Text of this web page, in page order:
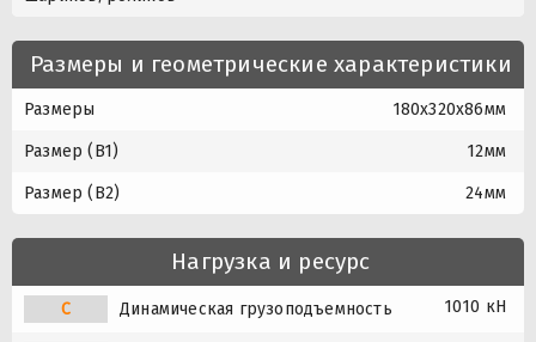
Размеры и геометрические характеристики
Размеры 180x320x86мм
Размер (B1) 12мм
Размер (B2) 24мм
Нагрузка и ресурс
C Динамическая грузоподъемность 1010 кН